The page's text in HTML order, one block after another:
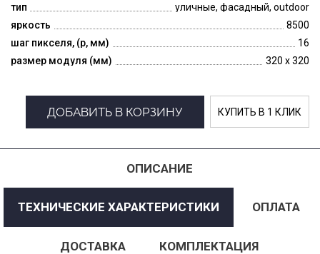
тип
уличные, фасадный, outdoor
яркость
8500
шаг пикселя, (p, мм)
16
размер модуля (мм)
320 x 320
ДОБАВИТЬ В КОРЗИНУ КУПИТЬ В 1 КЛИК
ОПИСАНИЕ
ТЕХНИЧЕСКИЕ ХАРАКТЕРИСТИКИ ОПЛАТА
ДОСТАВКА КОМПЛЕКТАЦИЯ